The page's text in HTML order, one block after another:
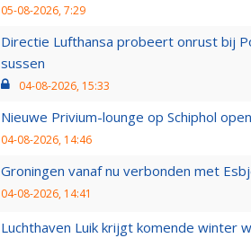
05-08-2026, 7:29
Directie Lufthansa probeert onrust bij
sussen
04-08-2026, 15:33
Nieuwe Privium-lounge op Schiphol
04-08-2026, 14:46
Groningen vanaf nu verbonden met
04-08-2026, 14:41
Luchthaven Luik krijgt komende winter